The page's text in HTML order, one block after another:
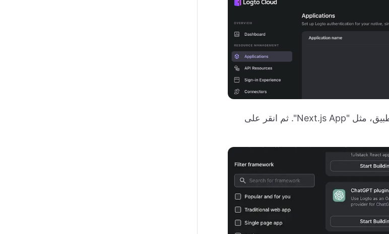
في النافذة التي تظهر، اختر "Next.js (App Router)" وقدم اسمًا للتطبيق، مثل "Next.js App". ثم انقر على